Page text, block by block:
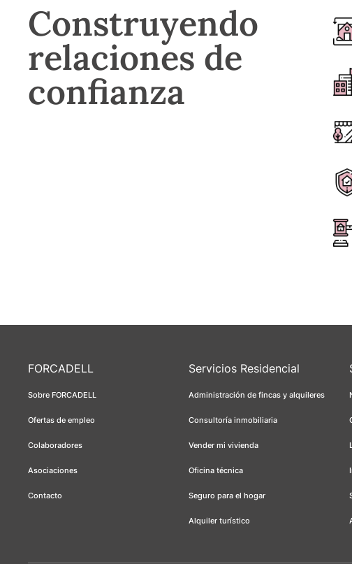
Construyendo
relaciones de
confianza
FORCADELL
Sobre FORCADELL
Ofertas de empleo
Colaboradores
Asociaciones
Contacto
Servicios Residencial
Administración de fincas y alquileres
Consultoría inmobiliaria
Vender mi vivienda
Oficina técnica
Seguro para el hogar
Alquiler turístico